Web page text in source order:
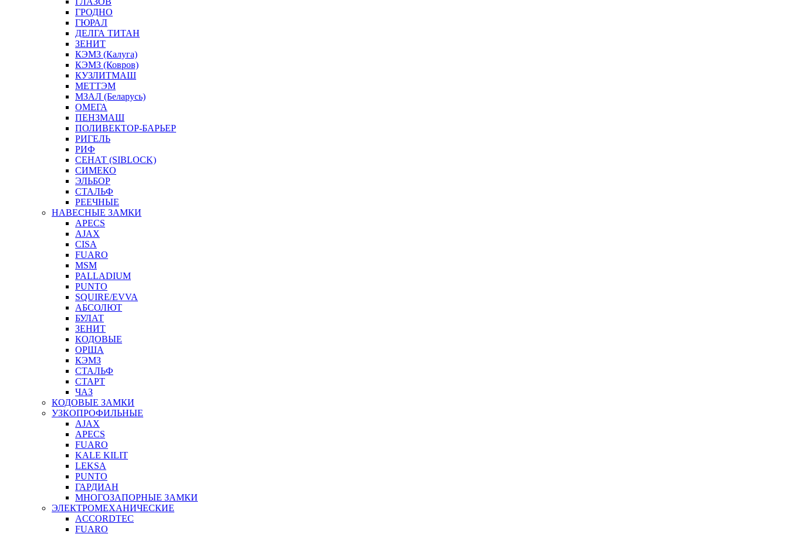
ГРОДНО
ГЮРАЛ
ДЕЛГА ТИТАН
ЗЕНИТ
КЭМЗ (Калуга)
КЭМЗ (Ковров)
КУЗЛИТМАШ
МЕТТЭМ
МЗАЛ (Беларусь)
ОМЕГА
ПЕНЗМАШ
ПОЛИВЕКТОР-БАРЬЕР
РИГЕЛЬ
РИФ
СЕНАТ (SIBLOCK)
СИМЕКО
ЭЛЬБОР
СТАЛЬФ
РЕЕЧНЫЕ
НАВЕСНЫЕ ЗАМКИ
APECS
AJAX
CISA
FUARO
MSM
PALLADIUM
PUNTO
SQUIRE/EVVA
АБСОЛЮТ
БУЛАТ
ЗЕНИТ
КОДОВЫЕ
ОРША
КЭМЗ
СТАЛЬФ
СТАРТ
ЧАЗ
КОДОВЫЕ ЗАМКИ
УЗКОПРОФИЛЬНЫЕ
AJAX
APECS
FUARO
KALE KILIT
LEKSA
PUNTO
ГАРДИАН
МНОГОЗАПОРНЫЕ ЗАМКИ
ЭЛЕКТРОМЕХАНИЧЕСКИЕ
ACCORDTEC
FUARO